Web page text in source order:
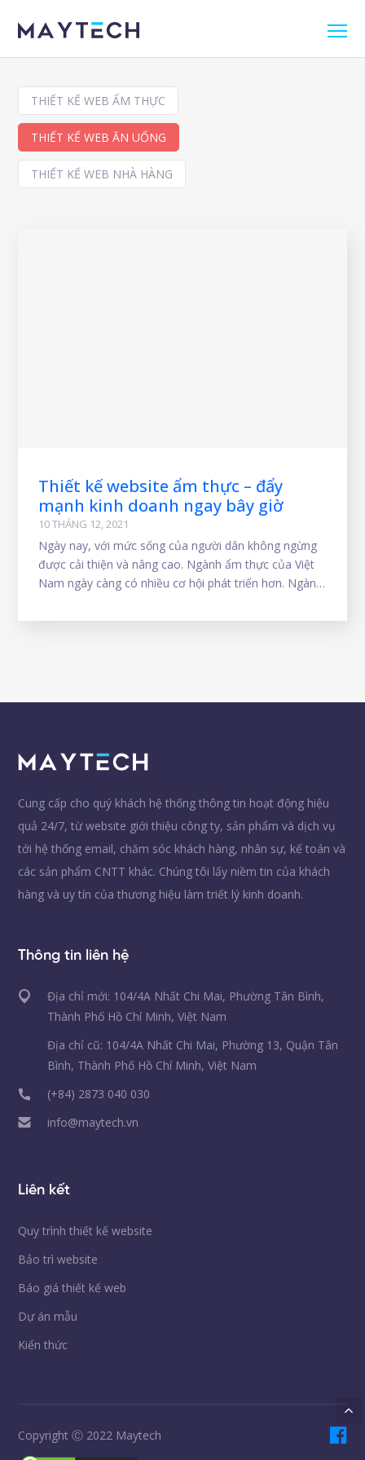
THIẾT KẾ WEB ẨM THỰC
THIẾT KẾ WEB ĂN UỐNG
THIẾT KẾ WEB NHÀ HÀNG
Thiết kế website ẩm thực – đẩy
mạnh kinh doanh ngay bây giờ
10 THÁNG 12, 2021
Ngày nay, với mức sống của người dân không ngừng
được cải thiện và nâng cao. Ngành ẩm thực của Việt
Nam ngày càng có nhiều cơ hội phát triển hơn. Ngành
lợi nhuận cao nhất hiện nay. Đặc biệt trong thời đại
Cung cấp cho quý khách hệ thống thông tin hoạt động hiệu
quả 24/7, từ website giới thiệu công ty, sản phẩm và dịch vụ
tới hệ thống email, chăm sóc khách hàng, nhân sự, kế toán và
các sản phẩm CNTT khác. Chúng tôi lấy niềm tin của khách
hàng và uy tín của thương hiệu làm triết lý kinh doanh.
Thông tin liên hệ
Địa chỉ mới: 104/4A Nhất Chi Mai, Phường Tân Bình,
Thành Phố Hồ Chí Minh, Việt Nam
Địa chỉ cũ: 104/4A Nhất Chi Mai, Phường 13, Quận Tân
Bình, Thành Phố Hồ Chí Minh, Việt Nam
(+84) 2873 040 030
info@maytech.vn
Liên kết
Quy trình thiết kế website
Bảo trì website
Báo giá thiết kế web
Dự án mẫu
Kiến thức
Copyright Ⓒ 2022 Maytech